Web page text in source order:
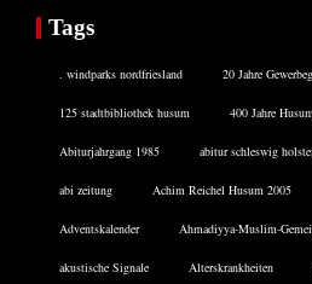
Tags
. windparks nordfriesland 20 Jahre
125 stadtbibliothek husum 400 Jahre
Abiturjahrgang 1985 abitur schleswig
abi zeitung Achim Reichel Husum 2005
Adventskalender Ahmadiyya-Muslim-
akustische Signale Alterskrankheiten